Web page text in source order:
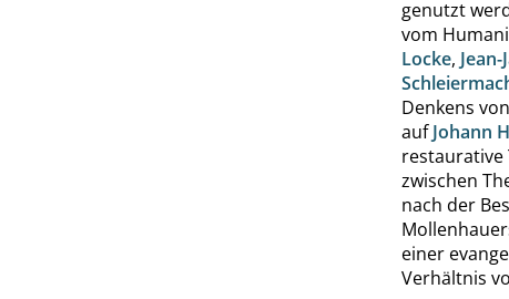
genutzt
vom
Locke,
Denkens
aufJohann
restaurative
zwischen
nach der
einer
Verhältnis